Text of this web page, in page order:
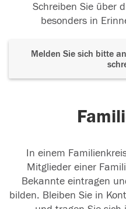
Schreiben Sie über
besonders in
Melden Sie sich bitte
In einem
Mitglieder einer
Bekannte eintragen
bilden. Bleiben Sie in